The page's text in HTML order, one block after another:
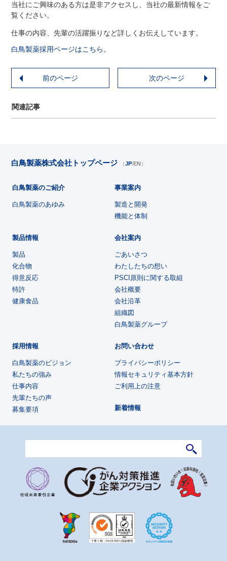
当社にご興味のある方は是非アクセスし、当社の最新情報をご
覧ください。
仕事の内容、先輩の活躍振りなど詳しくお伝えしています。
白鳥製薬採用ページはこちら。
次のページ
前のページ
関連記事
白鳥製薬株式会社トップページ （JP/EN）
白鳥製薬のご紹介
白鳥製薬のあゆみ
事業案内
製造と開発
機能と体制
製品情報
製品
化合物
得意反応
特許
健康食品
会社案内
ごあいさつ
わたしたちの想い
PSCI原則に関する取組
会社概要
会社沿革
組織図
白鳥製薬グループ
採用情報
白鳥製薬のビジョン
私たちの強み
仕事内容
先輩たちの声
募集要項
お問い合わせ
プライバシーポリシー
情報セキュリティ基本方針
ご利用上の注意
新着情報